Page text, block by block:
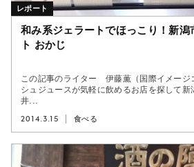
和み系ジェラートでほっこり！新潟
ト おかじ
この記事のライター 伊藤薫（国際イメージ
シュジュースが気軽に飲めるお店を探して新
井...
2014.3.15 食べる
レポート